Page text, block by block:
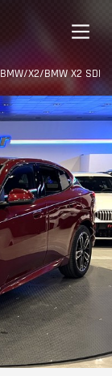
BMW/X2/BMW X2